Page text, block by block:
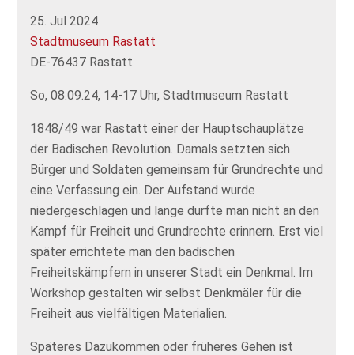
25. Jul 2024
Stadtmuseum Rastatt
DE-76437 Rastatt
So, 08.09.24, 14-17 Uhr, Stadtmuseum Rastatt
1848/49 war Rastatt einer der Hauptschauplätze
der Badischen Revolution. Damals setzten sich
Bürger und Soldaten gemeinsam für Grundrechte und
eine Verfassung ein. Der Aufstand wurde
niedergeschlagen und lange durfte man nicht an den
Kampf für Freiheit und Grundrechte erinnern. Erst viel
später errichtete man den badischen
Freiheitskämpfern in unserer Stadt ein Denkmal. Im
Workshop gestalten wir selbst Denkmäler für die
Freiheit aus vielfältigen Materialien.
Späteres Dazukommen oder früheres Gehen ist